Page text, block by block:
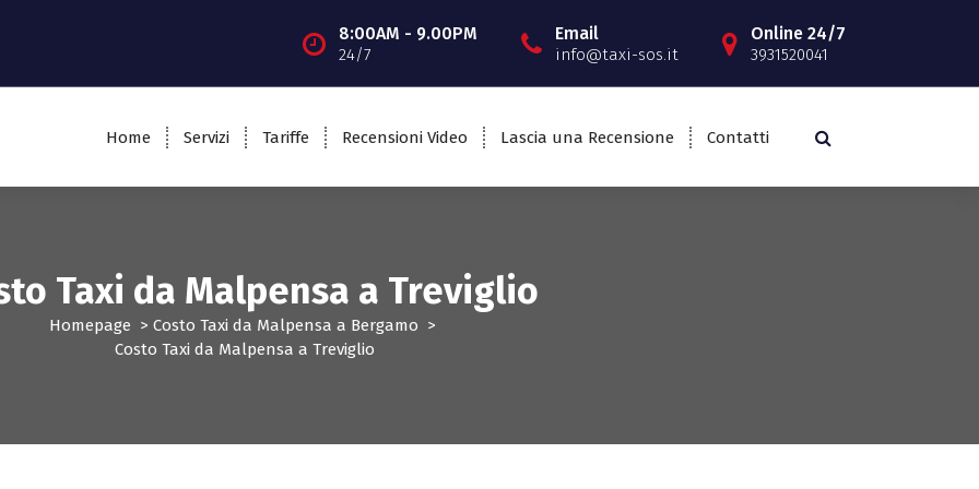
8:00AM - 9.00PM
24/7
Email
info@taxi-sos.it
Online 24/7
3931520041
Home Servizi Tariffe Recensioni Video Lascia una Recensione Contatti
Taxi da Malpensa a Treviglio
Homepage > Costo Taxi da Malpensa a Bergamo >
Costo Taxi da Malpensa a Treviglio